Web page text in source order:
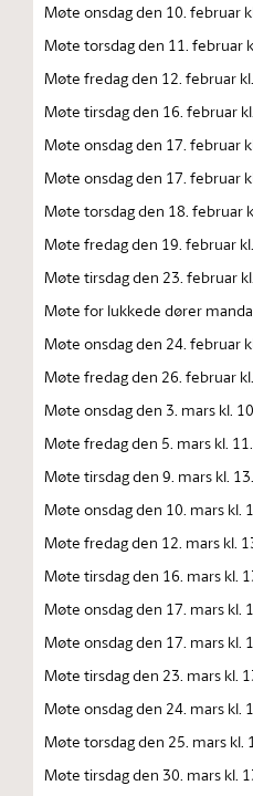
Møte onsdag den 10. februar
Møte torsdag den 11. februar
Møte fredag den 12. februar
Møte tirsdag den 16. februar
Møte onsdag den 17. februar
Møte onsdag den 17. februar
Møte torsdag den 18. februar
Møte fredag den 19. februar
Møte tirsdag den 23. februar
Møte for lukkede dører
Møte onsdag den 24. februar
Møte fredag den 26. februar
Møte onsdag den 3. mars kl.
Møte fredag den 5. mars kl.
Møte tirsdag den 9. mars kl. 13.
Møte onsdag den 10. mars kl.
Møte fredag den 12. mars kl.
Møte tirsdag den 16. mars kl.
Møte onsdag den 17. mars kl.
Møte onsdag den 17. mars kl.
Møte tirsdag den 23. mars kl.
Møte onsdag den 24. mars kl.
Møte torsdag den 25. mars kl.
Møte tirsdag den 30. mars kl.